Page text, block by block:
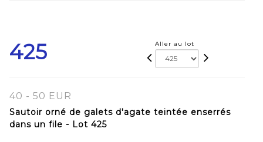
425 Aller au lot
40 - 50 EUR
Sautoir orné de galets d'agate teintée enserrés
dans un file - Lot 425